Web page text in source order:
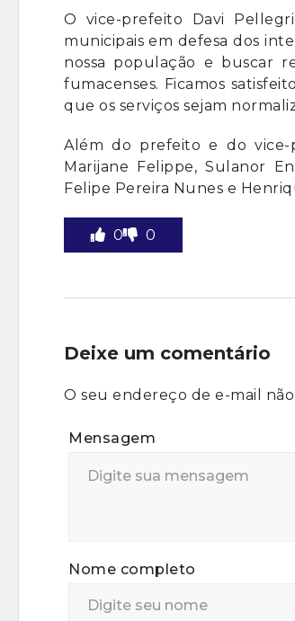
O vice-prefeito Davi
municipais em defesa dos
nossa população e buscar
fumacenses. Ficamos
que os serviços sejam
Além do prefeito e do vice-
Marijane Felippe, Sulanor
Felipe Pereira Nunes e
0 0
Deixe um comentário
O seu endereço de e-mail
Mensagem
Nome completo